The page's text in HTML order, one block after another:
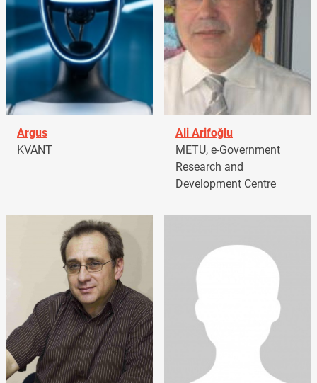
Argus
KVANT
Ali Arifoğlu
METU, e-Government
Research and
Development Centre